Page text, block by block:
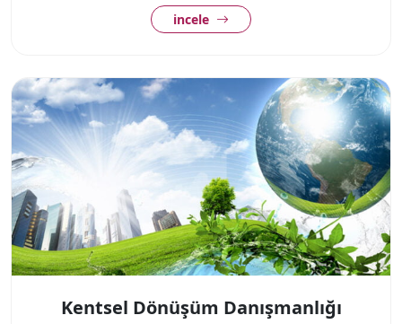
incele
Kentsel Dönüşüm Danışmanlığı